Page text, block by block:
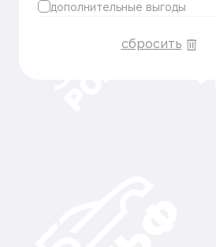
дополнительные выгоды
сбросить